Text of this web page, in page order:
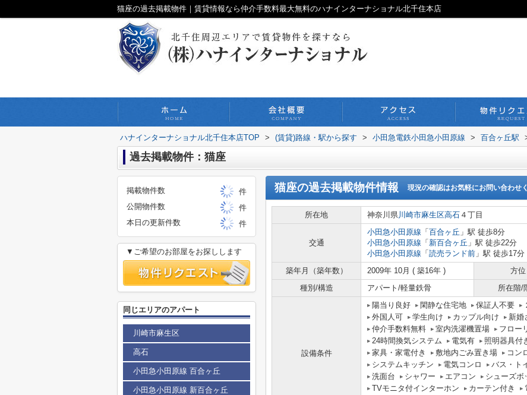
猫座の過去掲載物件｜賃貸情報なら仲介手数料最大無料のハナインターナショナル北千住本店
ハナインターナショナル北千住本店TOP > (賃貸)路線・駅から探す > 小田急電鉄小田急小田原線 > 百合ヶ丘駅
過去掲載物件：猫座
猫座の過去掲載物件情報 現況の確認はお気軽にお問い合わせ
所在地 神奈川県川崎市麻生区高石 ４丁目
交通
小田急小田原線 「 百合ヶ丘 」駅 徒歩8分
小田急小田原線 「 新百合ヶ丘 」駅 徒歩22分
小田急小田原線 「 読売ランド前 」駅 徒歩17分
築年月（築年数）
2009年 10月 ( 築16年 ) 方位
種別/構造
アパート/軽量鉄骨 所在階/
設備条件
陽当り良好 閑静な住宅地 保証人不要
外国人可
学生向け カップル向け 新婚
仲介手数料無料
室内洗濯機置場 フロー
24時間換気システム
電気有 照明器具付
家具・家電付き
敷地内ごみ置き場 コン
システムキッチン
電気コンロ バス・ト
洗面台
シャワー エアコン シューズボ
TVモニタ付インターホン
カーテン付き
掲載物件数
件
公開物件数
件
本日の更新件数
件
▼ご希望のお部屋をお探しします
同じエリアのアパート
川崎市麻生区
高石
小田急小田原線 百合ヶ丘
小田急小田原線 新百合ヶ丘